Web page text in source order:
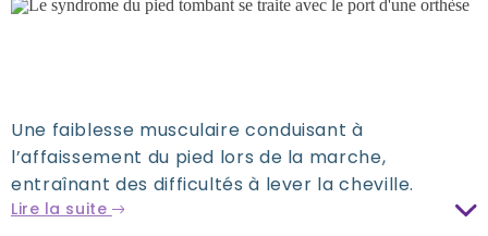
Une faiblesse musculaire conduisant à
l’affaissement du pied lors de la marche,
entraînant des difficultés à lever la cheville.
Lire la suite